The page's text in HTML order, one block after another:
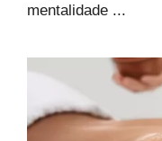
mentalidade ...